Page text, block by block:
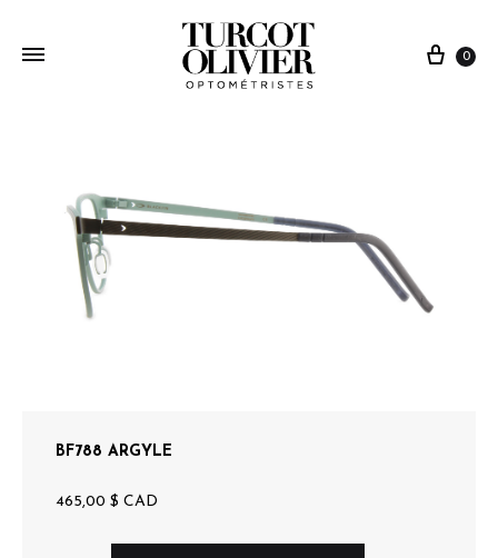
0
BF788 ARGYLE
465,00 $ CAD